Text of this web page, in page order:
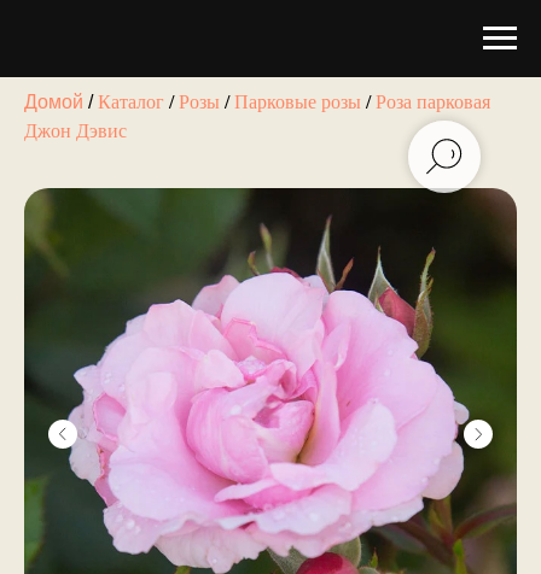
Домой /Каталог /Розы /Парковые розы /Роза парковая
Джон Дэвис